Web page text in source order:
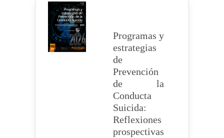
Programas y
estrategias
de
Prevención
de la
Conducta
Suicida:
Reflexiones
prospectivas